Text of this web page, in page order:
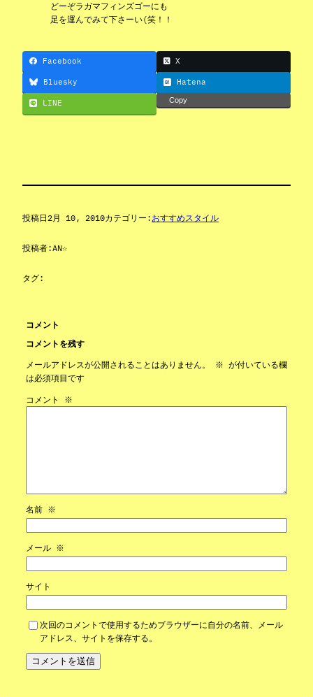
どーぞラガマフィンズゴーにも
足を運んでみて下さーい(笑！！
Facebook X
Bluesky Hatena
LINE Copy
投稿日2月 10, 2010カテゴリー: おすすめスタイル
投稿者:AN☆
タグ:
コメント
コメントを残す
メールアドレスが公開されることはありません。
※ が付いている欄
は必須項目です
コメント ※
名前 ※
メール ※
サイト
次回のコメントで使用するためブラウザーに自分の名前、メール
アドレス、サイトを保存する。